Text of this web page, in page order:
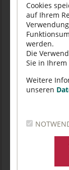
Neue
ANMELDUNG
1. Mit
Seminar
https://
2. Die
TEILNAHME-
können
Ich nehme
Sachsen-
zu meinen
Auf dem
Nachname und
Cookies
auf Ihrem
werden.
Die
Sie in
Weitere
unseren